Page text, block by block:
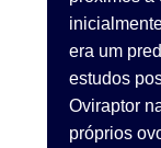
era um
estudos
Oviraptor
próprios